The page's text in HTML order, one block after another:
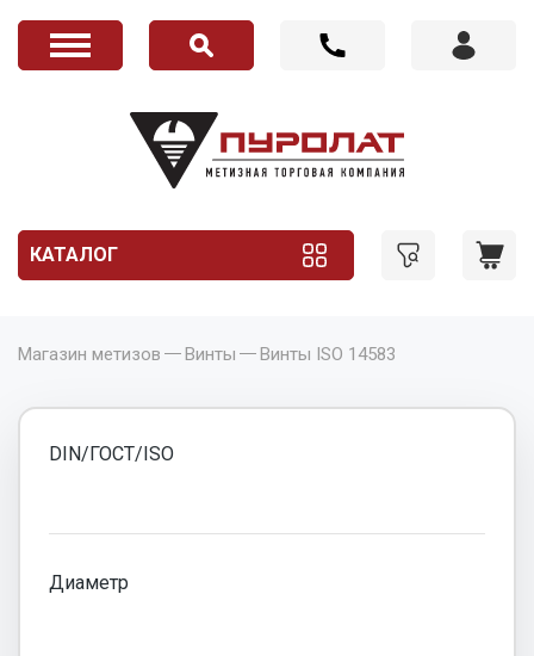
КАТАЛОГ
Магазин метизов Винты Винты ISO 14583
DIN/ГОСТ/ISO
Диаметр